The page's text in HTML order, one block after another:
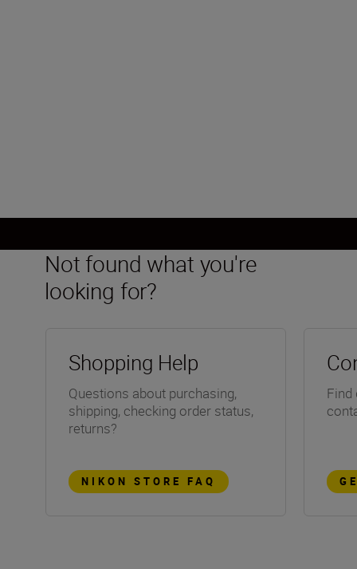
Not found what you're
looking for?
Shopping Help
Questions about purchasing,
shipping, checking order status,
returns?
NIKON STORE FAQ
Find